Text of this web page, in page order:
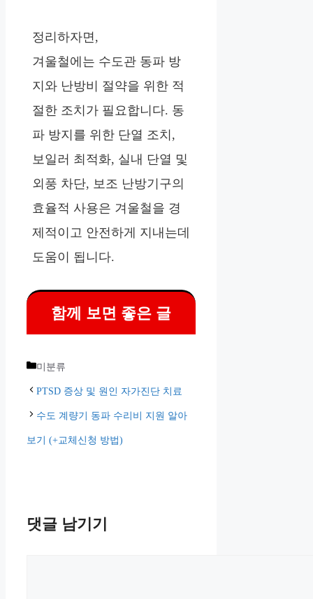
정리하자면,
겨울철에는 수도관 동파 방
지와 난방비 절약을 위한 적
절한 조치가 필요합니다. 동
파 방지를 위한 단열 조치,
보일러 최적화, 실내 단열 및
외풍 차단, 보조 난방기구의
효율적 사용은 겨울철을 경
제적이고 안전하게 지내는데
도움이 됩니다.
함께 보면 좋은 글
카
테
고
리
미분류
PTSD 증상 및 원인 자가진단 치료
수도 계량기 동파 수리비 지원 알아
보기 (+교체신청 방법)
댓글 남기기